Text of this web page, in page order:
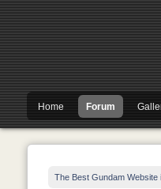
Home Forum
The Best Gundam